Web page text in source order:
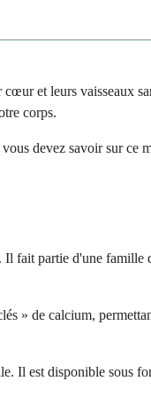
et leurs vaisseaux
corps.
devez savoir sur ce
fait partie d'une famille
» de calcium,
Il est disponible sous